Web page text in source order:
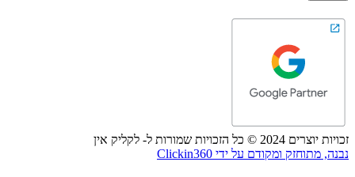
זכויות יוצרים 2024 © כל הזכויות שמורות ל- לקליק אין
נבנה, מתוחזק ומקודם על ידי Clickin360